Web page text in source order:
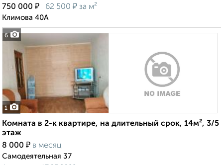
6
750 000 ₽ 62 500 ₽ за м²
Климова 40А
1
Комната в 2-к квартире, на длительный срок, 14м², 3/5
этаж
8 000 ₽ в месяц
Самодеятельная 37